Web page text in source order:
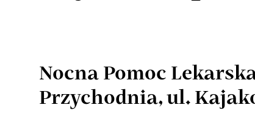
Nocna Pomoc
Przychodnia, ul.